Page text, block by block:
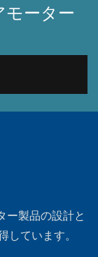
モーター
ー製品の設計と
しています。